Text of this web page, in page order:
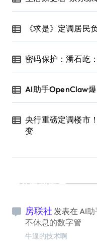
《求是》定调居民
密码保护：潘石屹
AI助手OpenClaw
央行重磅定调楼市
变
最新留言
房联社 发表在 AI
不休息的数字管
牛逼的技术啊